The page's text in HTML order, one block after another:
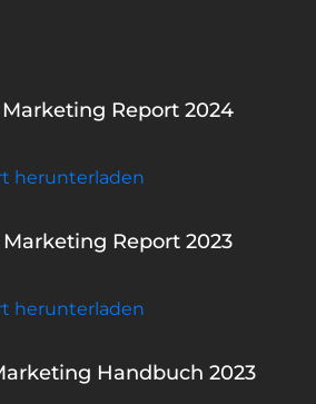
Report 2024
herunterladen
Report 2023
herunterladen
Handbuch 2023